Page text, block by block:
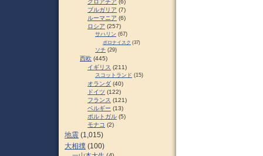
クロアチア (6)
ブルガリア (7)
ルーマニア (6)
ロシア (257)
サハリン (67)
ポロナイスク (37)
ソチ (29)
西欧 (445)
イギリス (211)
スコットランド (15)
オランダ (40)
ドイツ (122)
フランス (121)
ベルギー (13)
ポルトガル (5)
モナコ (2)
地震 (1,015)
大相撲 (100)